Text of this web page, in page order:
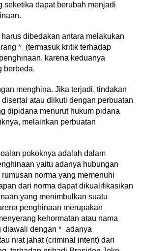
seketika dapat berubah menjadi
dibedakan antara melakukan
*_(termasuk kritik terhadap
karena keduanya
berbeda.
menghina. Jika terjadi, tindakan
atau diikuti dengan perbuatan
dipidana menurut hukum pidana
melainkan perbuatan
pokoknya adalah dalam
yaitu adanya hubungan
norma yang memenuhi
dari norma dapat dikualifikasikan
yang menimbulkan suatu
penghinaan merupakan
kehormatan atau nama
diawali dengan *_adanya
niat jahat (criminal intent) dari